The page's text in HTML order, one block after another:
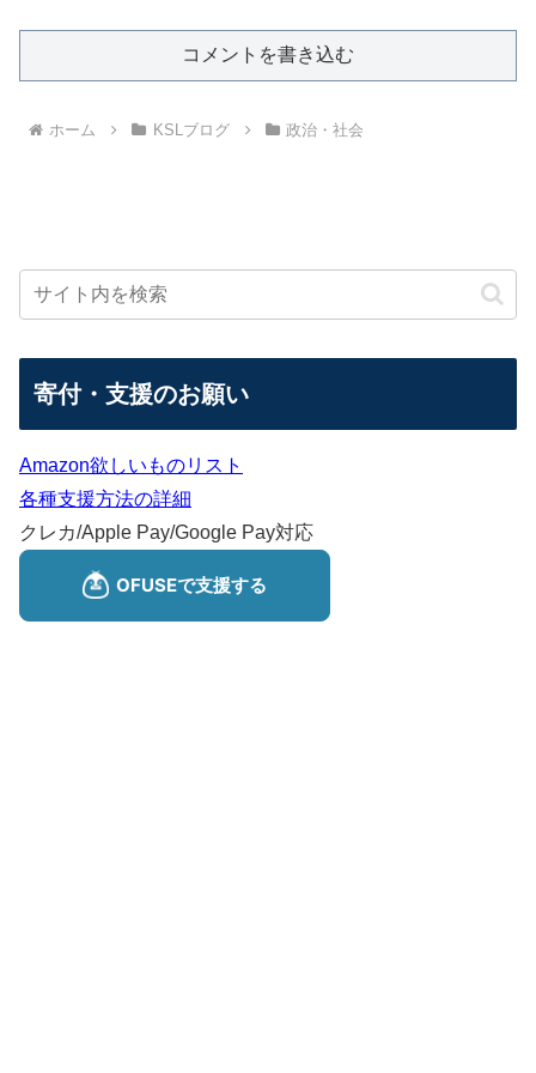
コメントを書き込む
ホーム KSLブログ 政治・社会
寄付・支援のお願い
Amazon欲しいものリスト
各種支援方法の詳細
クレカ/Apple Pay/Google Pay対応